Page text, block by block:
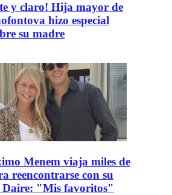
y claro! Hija mayor de
hizo especial
su madre
Menem viaja miles de
reencontrarse con su
Daire: "Mis favoritos"